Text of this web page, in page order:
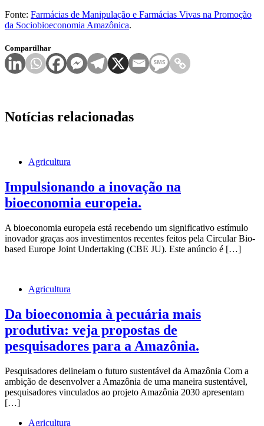
Fonte: Farmácias de Manipulação e Farmácias Vivas na Promoção
da Sociobioeconomia Amazônica.
Compartilhar
Notícias relacionadas
Agricultura
Impulsionando a inovação na
bioeconomia europeia.
A bioeconomia europeia está recebendo um significativo estímulo
inovador graças aos investimentos recentes feitos pela Circular Bio-
based Europe Joint Undertaking (CBE JU). Este anúncio é […]
Agricultura
Da bioeconomia à pecuária mais
produtiva: veja propostas de
pesquisadores para a Amazônia.
Pesquisadores delineiam o futuro sustentável da Amazônia Com a
ambição de desenvolver a Amazônia de uma maneira sustentável,
pesquisadores vinculados ao projeto Amazônia 2030 apresentam
[…]
Agricultura